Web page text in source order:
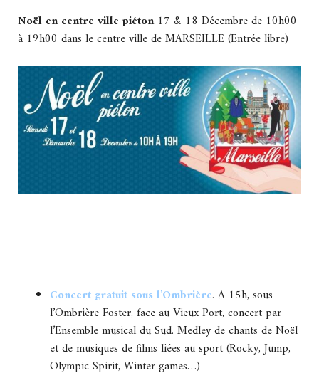
Noël en centre ville piéton 17 & 18 Décembre de 10h00
à 19h00 dans le centre ville de MARSEILLE (Entrée libre)
Concert gratuit sous l’Ombrière. A 15h, sous
l’Ombrière Foster, face au Vieux Port, concert par
l’Ensemble musical du Sud. Medley de chants de Noël
et de musiques de films liées au sport (Rocky, Jump,
Olympic Spirit, Winter games…)